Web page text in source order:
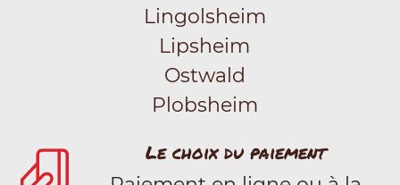
Lingolsheim
Lipsheim
Ostwald
Plobsheim
Le choix du paiement